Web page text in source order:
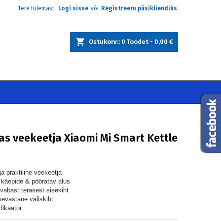
Tere tulemast, Logi sisse või Registreeru püsikliendiks
Ostukorv: 0 Toodet - 0,00 €
veekeetja Xiaomi Mi Smart Kettle
praktiline veekeetja
käepide & pööratav alus
terasest sisekiht
väliskiht